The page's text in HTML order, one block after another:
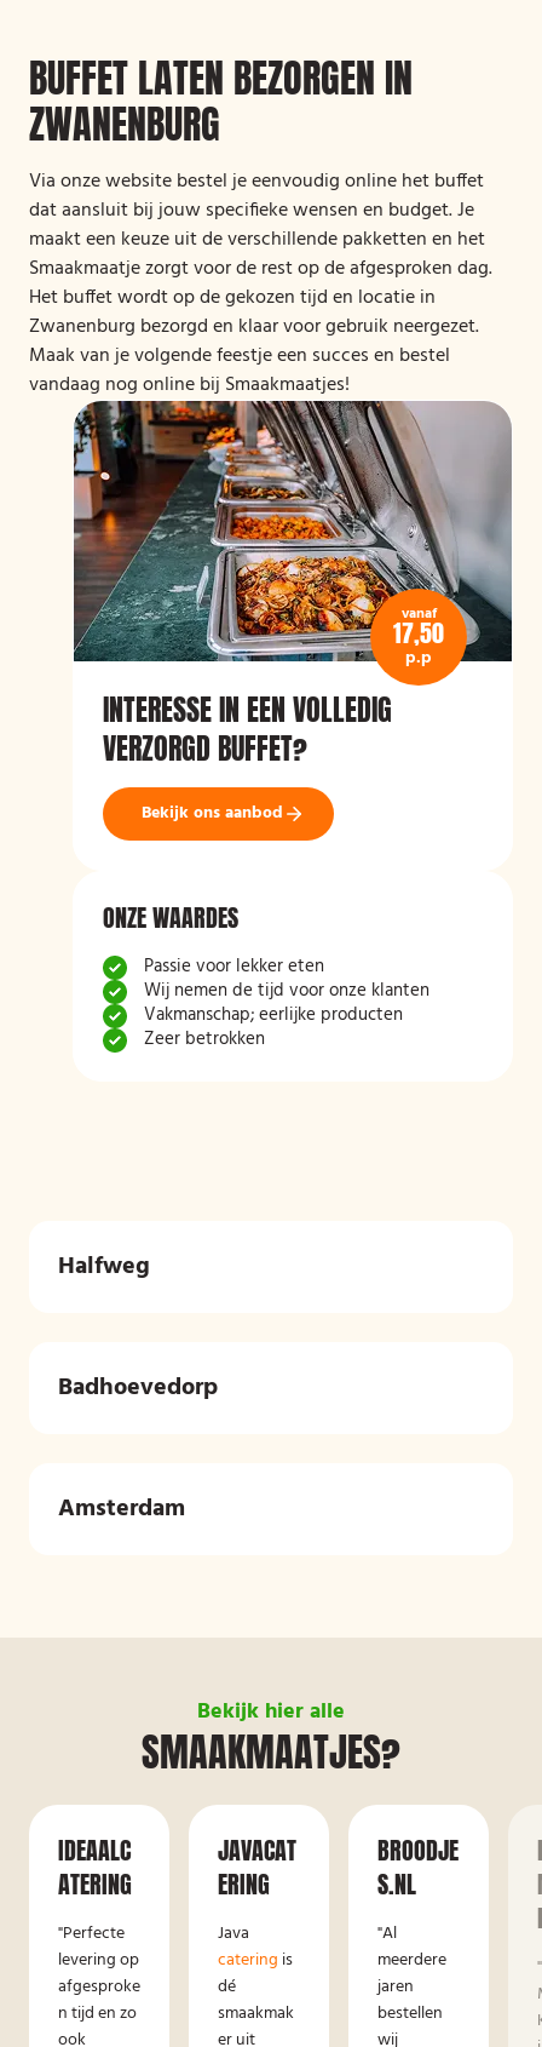
BUFFET LATEN BEZORGEN IN
ZWANENBURG
Via onze website bestel je eenvoudig online het buffet
dat aansluit bij jouw specifieke wensen en budget. Je
maakt een keuze uit de verschillende pakketten en het
Smaakmaatje zorgt voor de rest op de afgesproken dag.
Het buffet wordt op de gekozen tijd en locatie in
Zwanenburg bezorgd en klaar voor gebruik neergezet.
Maak van je volgende feestje een succes en bestel
vandaag nog online bij Smaakmaatjes!
vanaf
17,50
p.p
INTERESSE IN EEN VOLLEDIG
VERZORGD BUFFET?
Bekijk ons aanbod
ONZE WAARDES
Passie voor lekker eten
Wij nemen de tijd voor onze klanten
Vakmanschap; eerlijke producten
Zeer betrokken
Halfweg
Badhoevedorp
Amsterdam
Bekijk hier alle
SMAAKMAATJES?
IDEAALC
ATERING
"Perfecte
levering op
afgesproke
n tijd en zo
ook
JAVACAT
ERING
Java
catering is
dé
smaakmak
er uit
BROODJE
S.NL
"Al
meerdere
jaren
bestellen
wij